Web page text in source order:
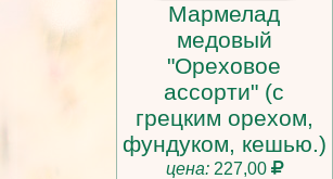
Мармелад
медовый
"Ореховое
ассорти" (с
грецким орехом,
фундуком, кешью.)
цена:227,00